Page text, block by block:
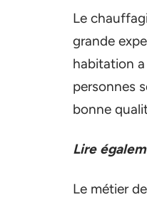
Le
grande
habitation a
personnes
bonne
Lire
Le métier